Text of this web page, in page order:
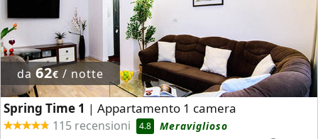
da 62€ / notte
Spring Time 1 | Appartamento 1 camera
115 recensioni 4.8 Meraviglioso